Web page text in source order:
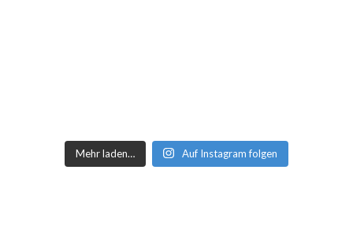
Mehr laden… Auf Instagram folgen